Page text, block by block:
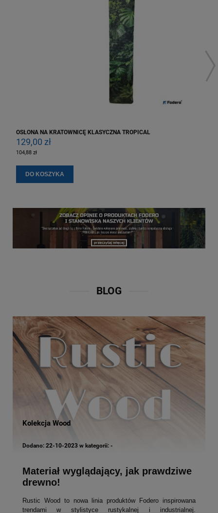
OSŁONA NA KRATOWNICĘ KLASYCZNA TROPICAL
129,00 zł
104,88 zł
DO KOSZYKA
BLOG
Kolekcja Wood
Dodano: 22-10-2023 w kategorii: -
Materiał wyglądający, jak prawdziwe
drewno!
Rustic Wood to nowa linia produktów Fodero inspirowana
trendami w stylistyce rustykalnej i industrialnej.